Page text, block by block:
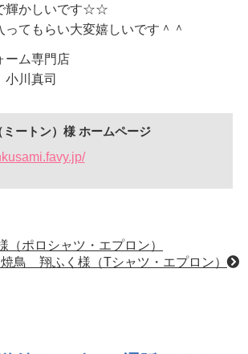
輝かしいです☆☆
ってもらい大変嬉しいです＾＾
ーム専門店
川真司
ートン）様 ホームページ
（ポロシャツ・エプロン）
鳥 翔ふく様（Tシャツ・エプロン）